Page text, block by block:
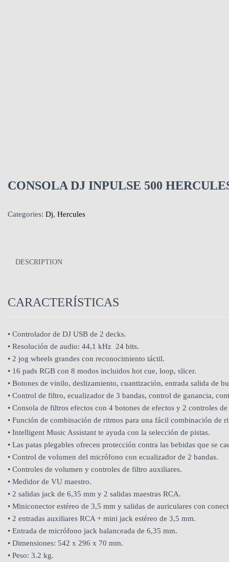
CONSOLA DJ INPULSE 500
Categories: Dj, Hercules
DESCRIPTION
CARACTERÍSTICAS
• Controlador de DJ USB de 2 decks.
• Resolución de audio: 44,1 kHz 24 bits.
• 2 jog wheels grandes con reconocimiento táctil.
• 16 pads RGB con 8 modos incluidos hot cue, loop, slicer.
• Botones de vinilo, deslizamiento, cuantización, entrada salida de
• Control de filtro, ecualizador de 3 bandas, control de ganancia,
• Consola de filtros efectos con 4 botones de efectos y 2 controles
• Función de combinación de ritmos para una fácil combinación de
• Intelligent Music Assistant te ayuda con la selección de pistas.
• Las patas plegables ofrecen protección contra las bebidas que se
• Control de volumen del micrófono con ecualizador de 2 bandas.
• Controles de volumen y controles de filtro auxiliares.
• Medidor de VU maestro.
• 2 salidas jack de 6,35 mm y 2 salidas maestras RCA.
• Miniconector estéreo de 3,5 mm y salidas de auriculares con
• 2 entradas auxiliares RCA + mini jack estéreo de 3,5 mm.
• Entrada de micrófono jack balanceada de 6,35 mm.
• Dimensiones: 542 x 296 x 70 mm.
• Peso: 3.2 kg.